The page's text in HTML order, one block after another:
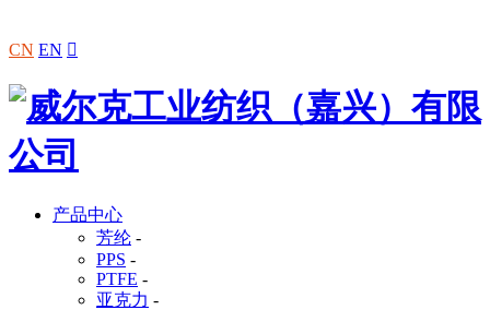
CN EN 
产品中心
芳纶 -
PPS -
PTFE -
亚克力 -